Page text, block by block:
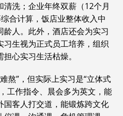
洗；企业年终双薪（12个月
合计算，饭店业整体收入中
人。此外，酒店还会为实习
生视为正式员工培养，组织
心实习生活枯燥。
熬”，但实际上实习是“立体式
工作指令、晨会多为英文，能
客人打交道，能锻炼跨文化